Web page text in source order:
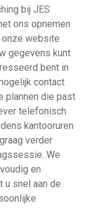
bij JES
ons opnemen
website
gegevens kunt
bent in
contact
plannen die past
telefonisch
kantooruren
verder
We
en
u snel aan de